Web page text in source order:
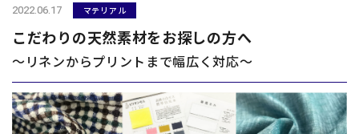
企業情報
グローバル拠点
2022.06.17 マテリアル
こだわりの天然素材をお探しの方へ
～リネンからプリントまで幅広く対応～